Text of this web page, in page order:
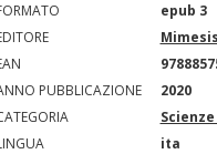
epub 3
PUBBLICAZIONE
2020
ita